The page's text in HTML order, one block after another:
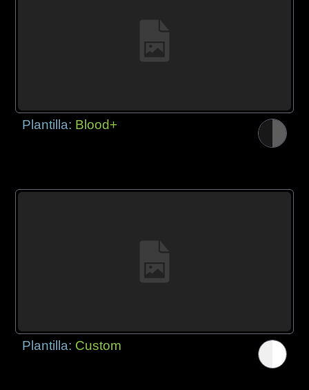
Plantilla: Blood+
Plantilla: Custom